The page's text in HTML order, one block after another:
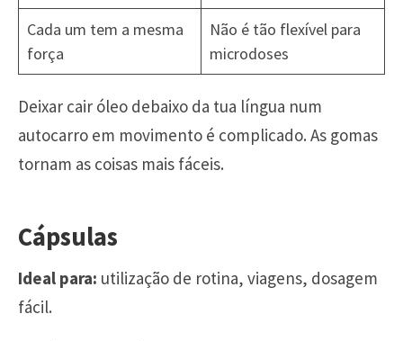
Cada um tem a mesma
força
Não é tão flexível para
microdoses
Deixar cair óleo debaixo da tua língua num
autocarro em movimento é complicado. As gomas
tornam as coisas mais fáceis.
Cápsulas
Ideal para: utilização de rotina, viagens, dosagem
fácil.